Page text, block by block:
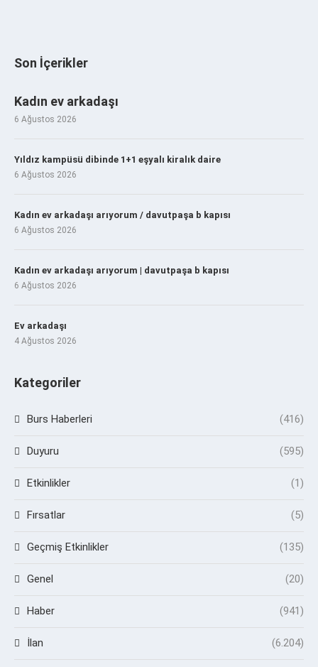
Son İçerikler
Kadın ev arkadaşı
6 Ağustos 2026
Yıldız kampüsü dibinde 1+1 eşyalı kiralık daire
6 Ağustos 2026
Kadın ev arkadaşı arıyorum / davutpaşa b kapısı
6 Ağustos 2026
Kadın ev arkadaşı arıyorum | davutpaşa b kapısı
6 Ağustos 2026
Ev arkadaşı
4 Ağustos 2026
Kategoriler
Burs Haberleri (416)
Duyuru (595)
Etkinlikler (1)
Fırsatlar (5)
Geçmiş Etkinlikler (135)
Genel (20)
Haber (941)
İlan (6.204)